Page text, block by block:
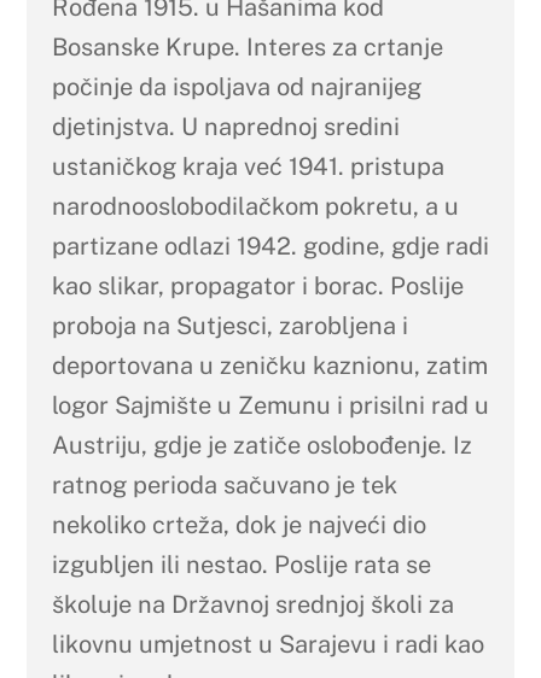
Rođena 1915. u Hašanima kod
Bosanske Krupe. Interes za crtanje
počinje da ispoljava od najranijeg
djetinjstva. U naprednoj sredini
ustaničkog kraja već 1941. pristupa
narodnooslobodilačkom pokretu, a u
partizane odlazi 1942. godine, gdje radi
kao slikar, propagator i borac. Poslije
proboja na Sutjesci, zarobljena i
deportovana u zeničku kaznionu, zatim
logor Sajmište u Zemunu i prisilni rad u
Austriju, gdje je zatiče oslobođenje. Iz
ratnog perioda sačuvano je tek
nekoliko crteža, dok je najveći dio
izgubljen ili nestao. Poslije rata se
školuje na Državnoj srednjoj školi za
likovnu umjetnost u Sarajevu i radi kao